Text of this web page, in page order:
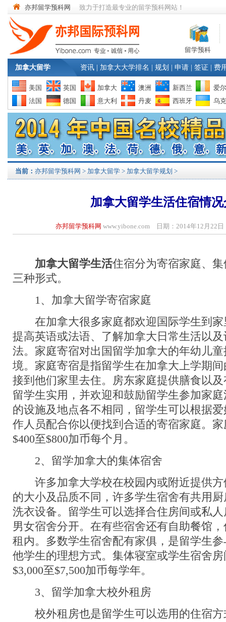
亦邦留学预科网 致力于打造最专业的留学预科网站！
留学预科
加拿大留学 资讯 加拿大大学排名 规划 申请 签证 费
美国 英国 加拿大 澳洲 新西兰
爱
法国
德国 意大利 丹麦 西班牙 乌
当前： 亦邦留学预科网 > 加拿大留学 > 加拿大留学规划 >
加拿大留学生活住宿情
亦邦留学预科网 www.yibone.com 日期：2014年12月22
加拿大留学生活住宿分为寄宿家庭、
三种形式。
1、加拿大留学寄宿家庭
在加拿大很多家庭都欢迎国际学生到家
提高英语或法语、了解加拿大日常生活以
法。家庭寄宿对出国留学加拿大的年幼儿
境。家庭寄宿是指留学生在加拿大上学期
接到他们家里去住。房东家庭提供膳食以
留学生实用，并欢迎和鼓励留学生参加家
的设施及地点各不相同，留学生可以根据
作人员配合你以便找到合适的寄宿家庭。
$400至$800加币每个月。
2、留学加拿大的集体宿舍
许多加拿大学校在校园内或附近提供方
的大小及品质不同，许多学生宿舍有共用
洗衣设备。留学生可以选择合住房间或私
男女宿舍分开。在有些宿舍还有自助餐馆
租内。多数学生宿舍配有家俱，是留学生
他学生的理想方式。集体寝室或学生宿舍
$3,000至$7,500加币每学年。
3、留学加拿大校外租房
校外租房也是留学生可以选用的住宿方